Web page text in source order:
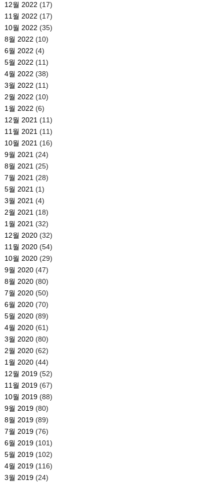
12월 2022 (17)
11월 2022 (17)
10월 2022 (35)
8월 2022 (10)
6월 2022 (4)
5월 2022 (11)
4월 2022 (38)
3월 2022 (11)
2월 2022 (10)
1월 2022 (6)
12월 2021(11)
11월 2021(11)
10월 2021(16)
9월 2021(24)
8월 2021(25)
7월 2021(28)
5월 2021(1)
3월 2021(4)
2월 2021(18)
1월 2021(32)
12월 2020(32)
11월 2020(54)
10월 2020(29)
9월 2020(47)
8월 2020(80)
7월 2020(50)
6월 2020(70)
5월 2020(89)
4월 2020(61)
3월 2020(80)
2월 2020(62)
1월 2020(44)
12월 2019(52)
11월 2019(67)
10월 2019(88)
9월 2019(80)
8월 2019(89)
7월 2019(76)
6월 2019(101)
5월 2019(102)
4월 2019(116)
3월 2019(24)